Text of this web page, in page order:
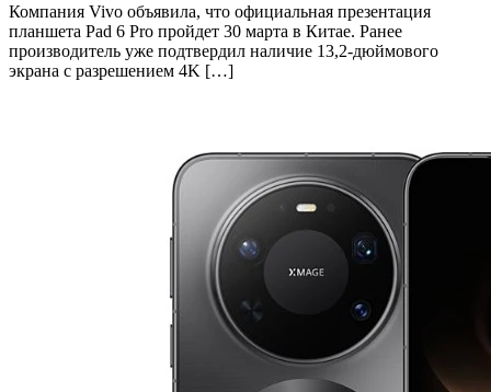
Компания Vivo объявила, что официальная презентация
планшета Pad 6 Pro пройдет 30 марта в Китае. Ранее
производитель уже подтвердил наличие 13,2-дюймового
экрана с разрешением 4K […]